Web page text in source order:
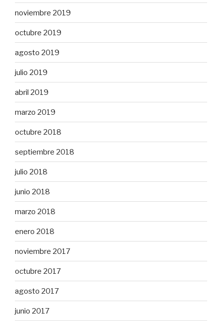
noviembre 2019
octubre 2019
agosto 2019
julio 2019
abril 2019
marzo 2019
octubre 2018
septiembre 2018
julio 2018
junio 2018
marzo 2018
enero 2018
noviembre 2017
octubre 2017
agosto 2017
junio 2017